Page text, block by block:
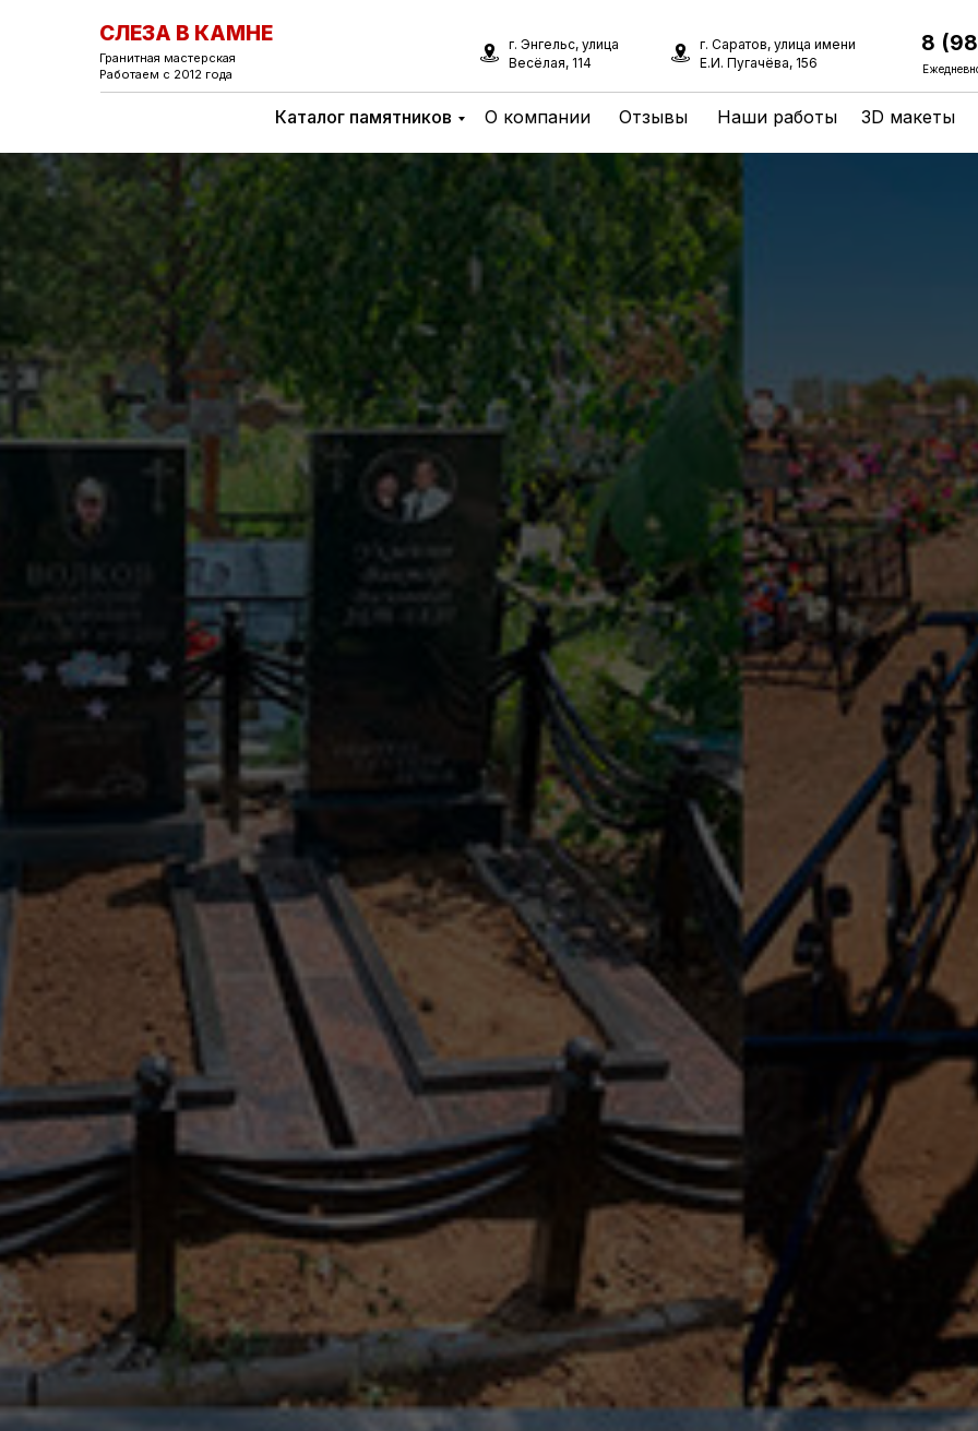
СЛЕЗА В КАМНЕ
Гранитная мастерская
Работаем с 2012 года
г. Энгельс, улица
Весёлая, 114
г. Саратов, улица имени
Е.И. Пугачёва, 156
8
Каталог памятников О компании Отзывы Наши работы 3D макеты